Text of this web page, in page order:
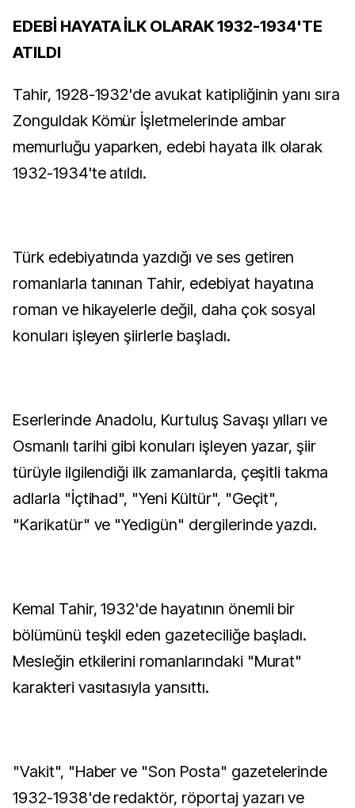
EDEBİ HAYATA İLK OLARAK 1932-1934'TE
ATILDI
Tahir, 1928-1932'de avukat katipliğinin yanı sıra
Zonguldak Kömür İşletmelerinde ambar
memurluğu yaparken, edebi hayata ilk olarak
1932-1934'te atıldı.
Türk edebiyatında yazdığı ve ses getiren
romanlarla tanınan Tahir, edebiyat hayatına
roman ve hikayelerle değil, daha çok sosyal
konuları işleyen şiirlerle başladı.
Eserlerinde Anadolu, Kurtuluş Savaşı yılları ve
Osmanlı tarihi gibi konuları işleyen yazar, şiir
türüyle ilgilendiği ilk zamanlarda, çeşitli takma
adlarla "İçtihad", "Yeni Kültür", "Geçit",
"Karikatür" ve "Yedigün" dergilerinde yazdı.
Kemal Tahir, 1932'de hayatının önemli bir
bölümünü teşkil eden gazeteciliğe başladı.
Mesleğin etkilerini romanlarındaki "Murat"
karakteri vasıtasıyla yansıttı.
"Vakit", "Haber ve "Son Posta" gazetelerinde
1932-1938'de redaktör, röportaj yazarı ve